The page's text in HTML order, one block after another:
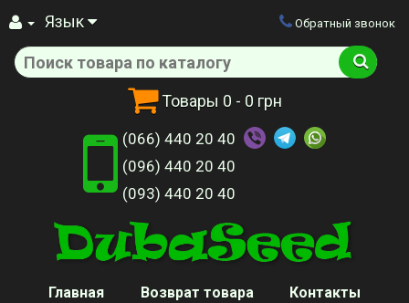
Язык
Товары 0 - 0 грн
Обратный звонок
(066) 440 20 40
(096) 440 20 40
(093) 440 20 40
Главная Возврат товара Контакты